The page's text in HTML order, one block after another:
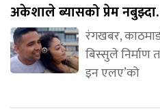
अकेशाले ब्यासको प्रेम
रंगखबर,
बिस्सुले निर्माण
इन एलए’को